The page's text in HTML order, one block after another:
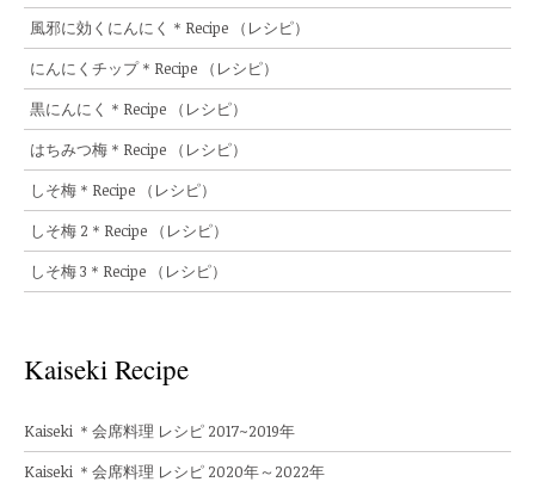
風邪に効くにんにく＊Recipe （レシピ）
にんにくチップ＊Recipe （レシピ）
黒にんにく＊Recipe （レシピ）
はちみつ梅＊Recipe （レシピ）
しそ梅＊Recipe （レシピ）
しそ梅 2＊Recipe （レシピ）
しそ梅 3＊Recipe （レシピ）
Kaiseki Recipe
Kaiseki ＊会席料理 レシピ 2017~2019年
Kaiseki ＊会席料理 レシピ 2020年～2022年